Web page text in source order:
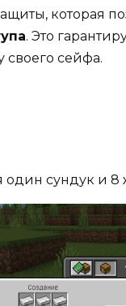
которая
. Это
своего сейфа.
один сундук и 8